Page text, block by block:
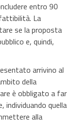
entro 90
La
se la proposta
e, quindi,
arrivino al
della
è obbligato a far
individuando quella
alla